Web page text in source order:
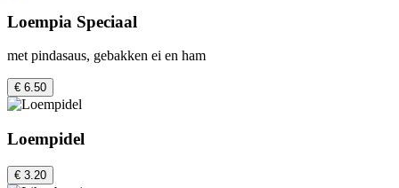
Loempia Speciaal
met pindasaus, gebakken ei en ham
€ 6.50
Loempidel
€ 3.20